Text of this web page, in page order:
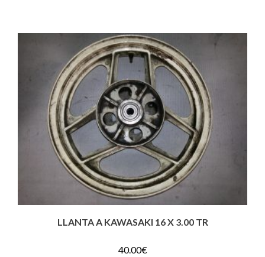
LLANTA A KAWASAKI 16 X 3.00 TR
40.00€